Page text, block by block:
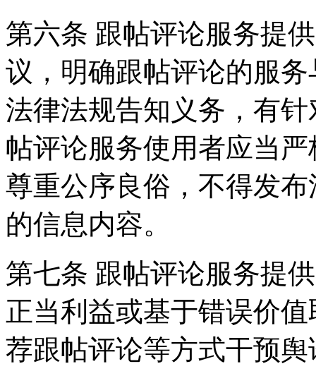
第六条 跟帖评论服务提
议，明确跟帖评论的服
法律法规告知义务，有
帖评论服务使用者应当
尊重公序良俗，不得发
的信息内容。
第七条 跟帖评论服务提
正当利益或基于错误价
荐跟帖评论等方式干预